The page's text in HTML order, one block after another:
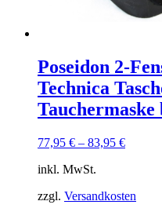
Poseidon 2-
Technica
Tauchermaske
77,95 € – 83,95 €
inkl. MwSt.
zzgl. Versandkosten